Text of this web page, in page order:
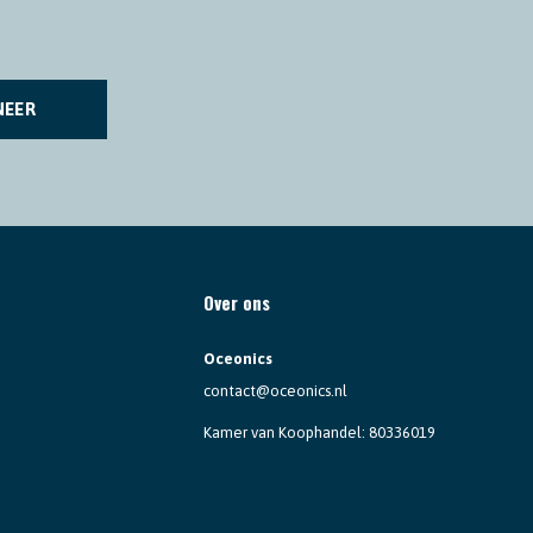
Over ons
Oceonics
contact@oceonics.nl
Kamer van Koophandel: 80336019